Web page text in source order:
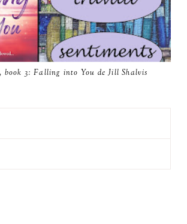
book 3: Falling into You de Jill Shalvis